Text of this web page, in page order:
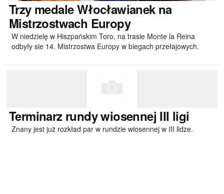
Trzymedale Włocławianek na
Mistrzostwach Europy
W niedzielę w Hiszpańskim Toro, na trasie Monte la Reina
odbyły sie 14. Mistrzostwa Europy w biegach przełajowych.
Terminarzrundy wiosennej III ligi
Znany jest już rozkład par w rundzie wiosennej w III lidze.